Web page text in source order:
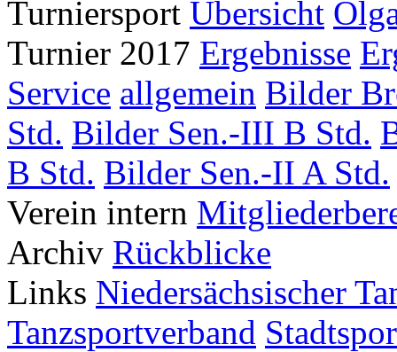
Turniersport Übersicht
Turnier 2017 Ergebnisse
Service allgemein Bilder
Std. Bilder Sen.-III B Std.
B Std. Bilder Sen.-II A Std.
Verein intern
Archiv Rückblicke
Links Niedersächsischer
Tanzsportverband